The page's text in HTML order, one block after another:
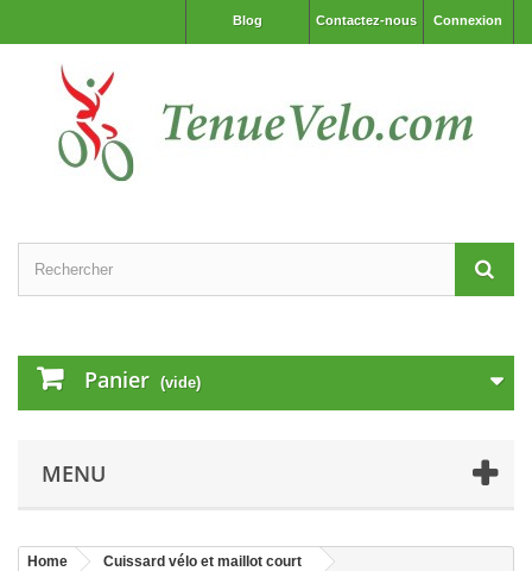
Connexion
Contactez-nous
Blog
Panier (vide)
MENU
Home
Cuissard vélo et maillot court